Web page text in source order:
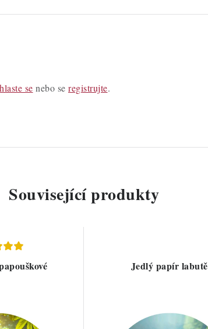
se nebo se registrujte.
Související produkty
Jedlý papír labutě